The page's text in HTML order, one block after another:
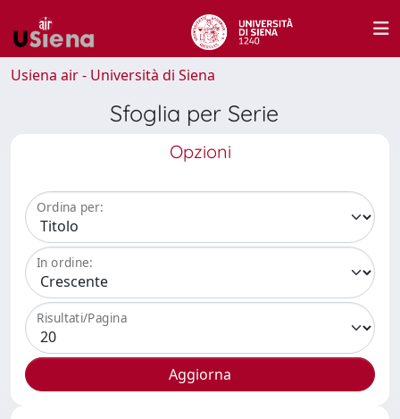
Usiena air - Università di Siena
Sfoglia per Serie
Opzioni
Ordina per:
In ordine:
Risultati/Pagina